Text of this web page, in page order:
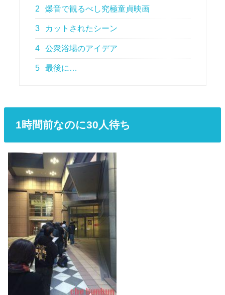
2 爆音で観るべし究極童貞映画
3 カットされたシーン
4 公衆浴場のアイデア
5 最後に…
1時間前なのに30人待ち